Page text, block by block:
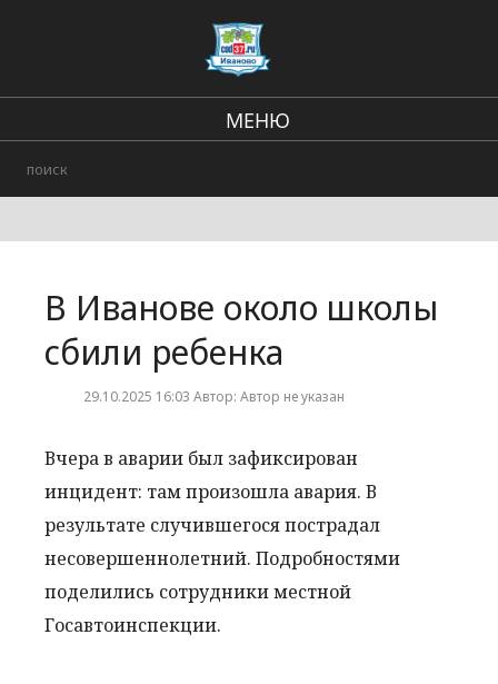
МЕНЮ
Городские события
В Иванове около школы
сбили ребенка
29.10.2025 16:03 Автор: Автор не указан
Вчера в аварии был зафиксирован
инцидент: там произошла авария. В
результате случившегося пострадал
несовершеннолетний. Подробностями
поделились сотрудники местной
Госавтоинспекции.